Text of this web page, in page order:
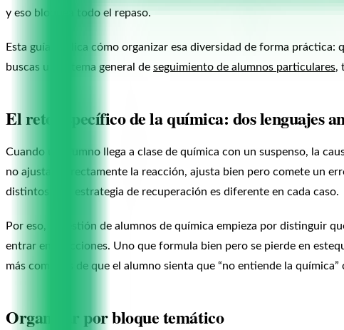
y eso bloquea todo el repaso.
Esta guía explica cómo organizar esa diversidad de forma
buscas un sistema general de seguimiento de alumnos particulares,
El reto específico de la química: dos lenguajes
Cuando un alumno llega a clase de química con un suspenso, la
no ajusta correctamente la reacción, ajusta bien pero comete un
distintos, y la estrategia de recuperación es diferente en cada caso.
Por eso, la gestión de alumnos de química empieza por distinguir
entrar en reacciones. Uno que formula bien pero se pierde en
más comunes de que el alumno sienta que “no entiende la
Organizar por bloque temático